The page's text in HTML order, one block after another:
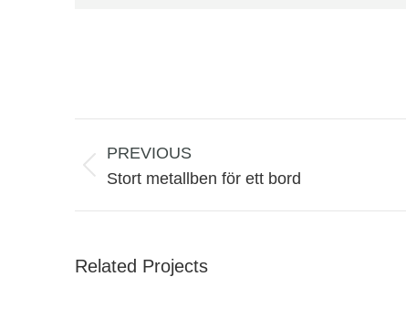
navigation
PREVIOUS
Previous
Stort metallben för ett bord
Related Projects